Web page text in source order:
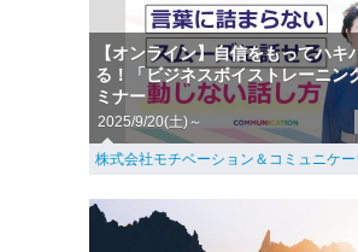
【オンライン】自信をもってハキ
る！「ビジネスボイストレーニン
ミナー
2025/9/20(土)～
株式会社モチベーション＆コミュニケー